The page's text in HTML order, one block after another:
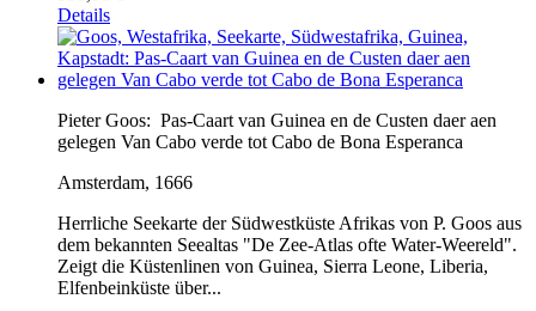
Details
Pieter Goos: Pas-Caart van Guinea en de Custen daer aen
gelegen Van Cabo verde tot Cabo de Bona Esperanca
Amsterdam, 1666
Herrliche Seekarte der Südwestküste Afrikas von P. Goos aus
dem bekannten Seealtas "De Zee-Atlas ofte Water-Weereld".
Zeigt die Küstenlinen von Guinea, Sierra Leone, Liberia,
Elfenbeinküste über...